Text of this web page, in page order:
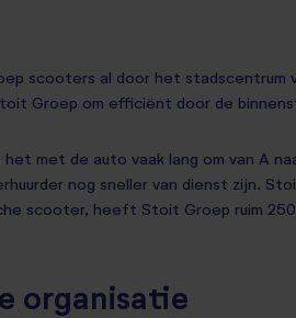
scooters al door het stadscentrum
Groep om efficiënt door de
met de auto vaak lang om van A
nog sneller van dienst zijn.
scooter, heeft Stoit Groep ruim
organisatie